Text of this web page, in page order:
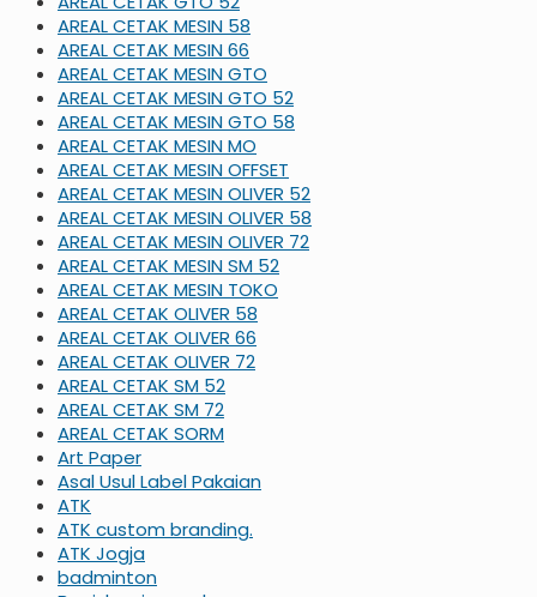
AREAL CETAK MESIN 58
AREAL CETAK MESIN 66
AREAL CETAK MESIN GTO
AREAL CETAK MESIN GTO 52
AREAL CETAK MESIN GTO 58
AREAL CETAK MESIN MO
AREAL CETAK MESIN OFFSET
AREAL CETAK MESIN OLIVER 52
AREAL CETAK MESIN OLIVER 58
AREAL CETAK MESIN OLIVER 72
AREAL CETAK MESIN SM 52
AREAL CETAK MESIN TOKO
AREAL CETAK OLIVER 58
AREAL CETAK OLIVER 66
AREAL CETAK OLIVER 72
AREAL CETAK SM 52
AREAL CETAK SM 72
AREAL CETAK SORM
Art Paper
Asal Usul Label Pakaian
ATK
ATK custom branding.
ATK Jogja
badminton